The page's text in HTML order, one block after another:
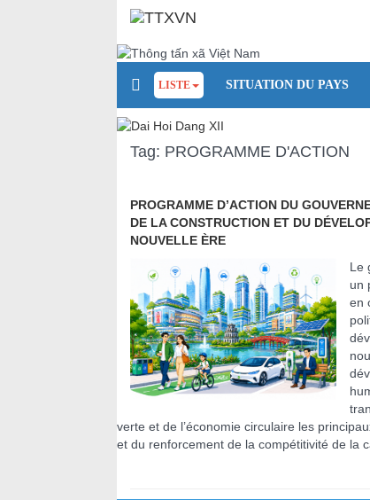
LISTE SITUATION DU PAYS
Tag: PROGRAMME D'ACTION
PROGRAMME D’ACTION DU
DE LA CONSTRUCTION ET DU
NOUVELLE ÈRE
Le
un
en
verte et de l’économie circulaire les
et du renforcement de la compétitivité de la